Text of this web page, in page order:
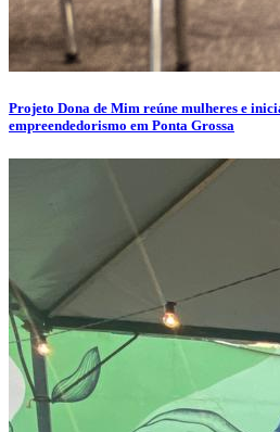
Projeto Dona de Mim reúne mulheres e
empreendedorismo em Ponta Grossa